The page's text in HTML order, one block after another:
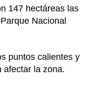
147 hectáreas las
Nacional
puntos calientes y
afectar la zona.